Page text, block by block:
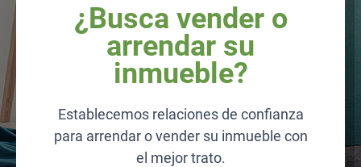
¿Busca vender o
arrendar su
inmueble?
Establecemos relaciones de confianza
para arrendar o vender su inmueble con
el mejor trato.